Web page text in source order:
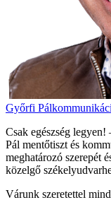
Győrfi Pál
Csak egészség
Pál mentőtiszt és
meghatározó szerepét
közelgő
Várunk szeretettel